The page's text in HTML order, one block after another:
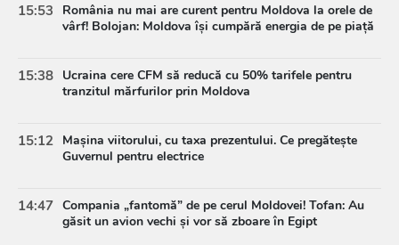
15:53
România nu mai are curent pentru Moldova la orele de
vârf! Bolojan: Moldova își cumpără energia de pe piață
15:38 Ucraina cere CFM să reducă cu 50% tarifele pentru
tranzitul mărfurilor prin Moldova
15:12 Mașina viitorului, cu taxa prezentului. Ce pregătește
Guvernul pentru electrice
14:47 Compania „fantomă” de pe cerul Moldovei! Tofan: Au
găsit un avion vechi și vor să zboare în Egipt